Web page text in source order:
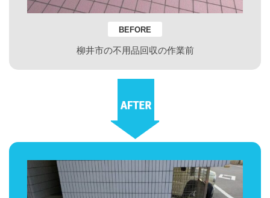
BEFORE
柳井市の不用品回収の作業前